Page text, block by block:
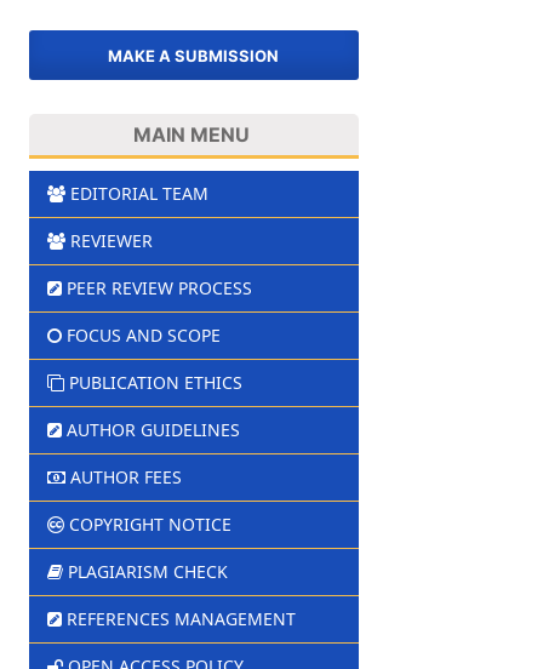
MAKE A SUBMISSION
MAIN MENU
EDITORIAL TEAM
REVIEWER
PEER REVIEW PROCESS
FOCUS AND SCOPE
PUBLICATION ETHICS
AUTHOR GUIDELINES
AUTHOR FEES
COPYRIGHT NOTICE
PLAGIARISM CHECK
REFERENCES MANAGEMENT